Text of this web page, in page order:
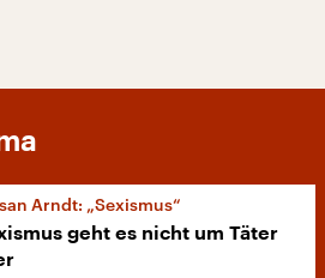
Arndt: „Sexismus“
geht es nicht um Täter